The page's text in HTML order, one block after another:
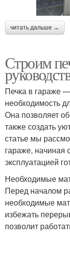
читать дальше →
Строим
Печка в гараже —
необходимость
Она позволяет
также создать
статье мы
гараже, начиная
эксплуатацией
Необходимые
Перед началом
необходимые
избежать
позволит